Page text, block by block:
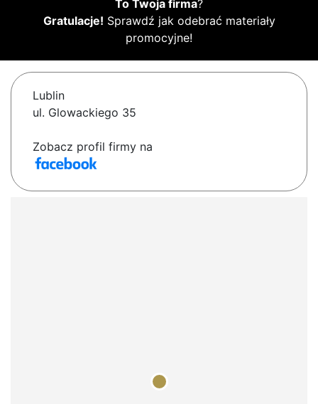
To Twoja firma?
Gratulacje! Sprawdź jak odebrać materiały
promocyjne!
Lublin
ul. Glowackiego 35
Zobacz profil firmy na